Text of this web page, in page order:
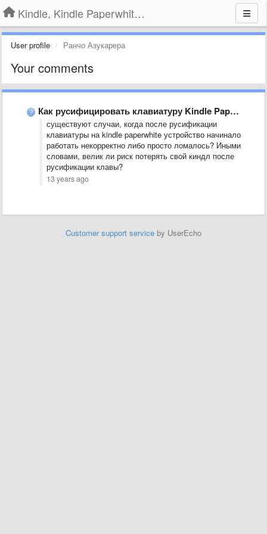
Kindle, Kindle Paperwhite, Kindle Voyage
User profile Ранчо Азукарера
Your comments
Как русифицировать клавиатуру Kindle Paperwhite?
существуют случаи, когда после русификации
клавиатуры на kindle paperwhite устройство начинало
работать некорректно либо просто ломалось? Иными
словами, велик ли риск потерять свой киндл после
русификации клавы?
13 years ago
Customer support service by UserEcho